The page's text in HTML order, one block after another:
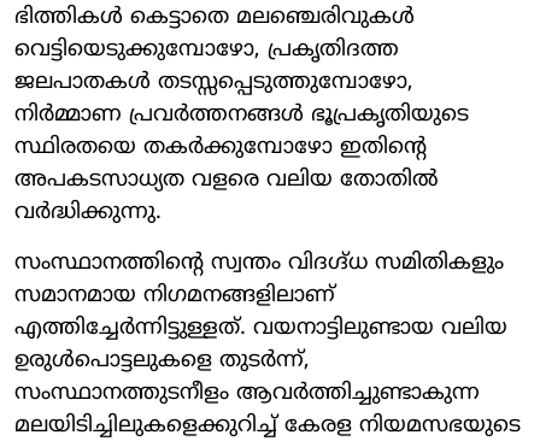
ഭിത്തികൾ കെട്ടാതെ മലഞ്ചെരിവുകൾ
വെട്ടിയെടുക്കുമ്പോഴോ, പ്രകൃതിദത്ത
ജലപാതകൾ തടസ്സപ്പെടുത്തുമ്പോഴോ,
നിർമ്മാണ പ്രവർത്തനങ്ങൾ ഭൂപ്രകൃതിയുടെ
സ്ഥിരതയെ തകർക്കുമ്പോഴോ ഇതിന്റെ
അപകടസാധ്യത വളരെ വലിയ തോതിൽ
വർദ്ധിക്കുന്നു.
സംസ്ഥാനത്തിന്റെ സ്വന്തം വിദഗ്ദ്ധ സമിതികളും
സമാനമായ നിഗമനങ്ങളിലാണ്
എത്തിച്ചേർന്നിട്ടുള്ളത്. വയനാട്ടിലുണ്ടായ വലിയ
ഉരുൾപൊട്ടലുകളെ തുടർന്ന്,
സംസ്ഥാനത്തുടനീളം ആവർത്തിച്ചുണ്ടാകുന്ന
മലയിടിച്ചിലുകളെക്കുറിച്ച് കേരള നിയമസഭയുടെ